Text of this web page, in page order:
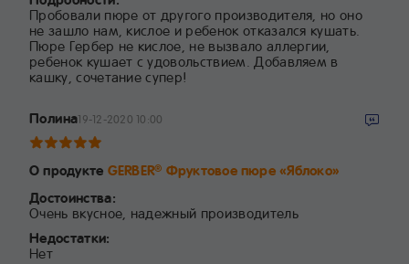
Пробовали пюре от другого производителя, но оно
не зашло нам, кислое и ребенок отказался кушать.
Пюре Гербер не кислое, не вызвало аллергии,
ребенок кушает с удовольствием. Добавляем в
кашку, сочетание супер!
Полина19-12-2020 10:00
О продукте GERBER® Фруктовое пюре «Яблоко»
Достоинства:
Очень вкусное, надежный производитель
Недостатки:
Нет